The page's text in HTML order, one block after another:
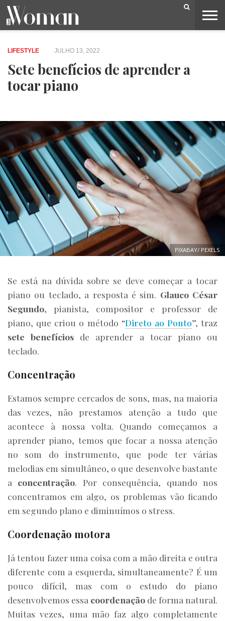
BELEZA
CAPA
LIFESTYLE
MODA
OPINIÃO
PESSOAS
SOCIEDADE
VIDEOS
LIFESTYLE JULHO 13, 2022
Sete benefícios de aprender a
tocar piano
PIXABAY/ PEXELS
Se está na dúvida sobre se deve começar a tocar
piano ou teclado, a resposta é sim. Glauco César
Segundo, pianista, compositor e professor de
piano, que criou o método “Direto ao Ponto”, traz
sete benefícios de aprender a tocar piano ou
teclado.
Concentração
Estamos sempre cercados de sons, mas, na maioria
das vezes, não prestamos atenção a tudo que
acontece à nossa volta. Quando começamos a
aprender piano, temos que focar a nossa atenção
no som do instrumento, que pode ter várias
melodias em simultâneo, o que desenvolve bastante
a concentração. Por consequência, quando nos
concentramos em algo, os problemas vão ficando
em segundo plano e diminuímos o stress.
Coordenação motora
Já tentou fazer uma coisa com a mão direita e outra
diferente com a esquerda, simultaneamente? É um
pouco difícil, mas com o estudo do piano
desenvolvemos essa coordenação de forma natural.
Muitas vezes, uma mão faz algo completamente